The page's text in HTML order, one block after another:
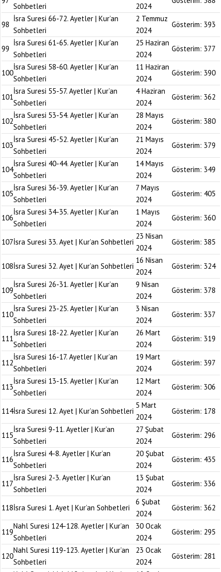
Sohbetleri
2024
98
İsra Suresi 66-72. Ayetler | Kur’an
Sohbetleri
2 Temmuz
2024
Gösterim: 393
99
İsra Suresi 61-65. Ayetler | Kur’an
Sohbetleri
25 Haziran
2024
Gösterim: 377
100
İsra Suresi 58-60. Ayetler | Kur’an
Sohbetleri
11 Haziran
2024
Gösterim: 390
101
İsra Suresi 55-57. Ayetler | Kur’an
Sohbetleri
4 Haziran
2024
Gösterim: 362
102
İsra Suresi 53-54. Ayetler | Kur’an
Sohbetleri
28 Mayıs
2024
Gösterim: 380
103
İsra Suresi 45-52. Ayetler | Kur’an
Sohbetleri
21 Mayıs
2024
Gösterim: 379
104
İsra Suresi 40-44. Ayetler | Kur’an
Sohbetleri
14 Mayıs
2024
Gösterim: 349
105
İsra Suresi 36-39. Ayetler | Kur’an
Sohbetleri
7 Mayıs
2024
Gösterim: 405
106
İsra Suresi 34-35. Ayetler | Kur’an
Sohbetleri
1 Mayıs
2024
Gösterim: 360
107İsra Suresi 33. Ayet | Kur’an Sohbetleri
23 Nisan
2024
Gösterim: 385
108İsra Suresi 32. Ayet | Kur’an Sohbetleri
16 Nisan
2024
Gösterim: 324
109
İsra Suresi 26-31. Ayetler | Kur’an
Sohbetleri
9 Nisan
2024
Gösterim: 378
110
İsra Suresi 23-25. Ayetler | Kur’an
Sohbetleri
3 Nisan
2024
Gösterim: 337
111
İsra Suresi 18-22. Ayetler | Kur’an
Sohbetleri
26 Mart
2024
Gösterim: 319
112
İsra Suresi 16-17. Ayetler | Kur’an
Sohbetleri
19 Mart
2024
Gösterim: 397
113
İsra Suresi 13-15. Ayetler | Kur’an
Sohbetleri
12 Mart
2024
Gösterim: 306
114İsra Suresi 12. Ayet | Kur’an Sohbetleri
5 Mart
2024
Gösterim: 178
115
İsra Suresi 9-11. Ayetler | Kur’an
Sohbetleri
27 Şubat
2024
Gösterim: 296
116
İsra Suresi 4-8. Ayetler | Kur’an
Sohbetleri
20 Şubat
2024
Gösterim: 435
117
İsra Suresi 2-3. Ayetler | Kur’an
Sohbetleri
13 Şubat
2024
Gösterim: 336
118İsra Suresi 1. Ayet | Kur’an Sohbetleri
6 Şubat
2024
Gösterim: 362
119
Nahl Suresi 124-128. Ayetler | Kur’an
Sohbetleri
30 Ocak
2024
Gösterim: 295
120
Nahl Suresi 119-123. Ayetler | Kur’an
Sohbetleri
23 Ocak
2024
Gösterim: 281